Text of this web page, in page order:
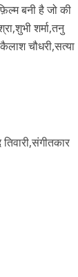
बनी है जो की
शर्मा,तनु
चौधरी,सत्या